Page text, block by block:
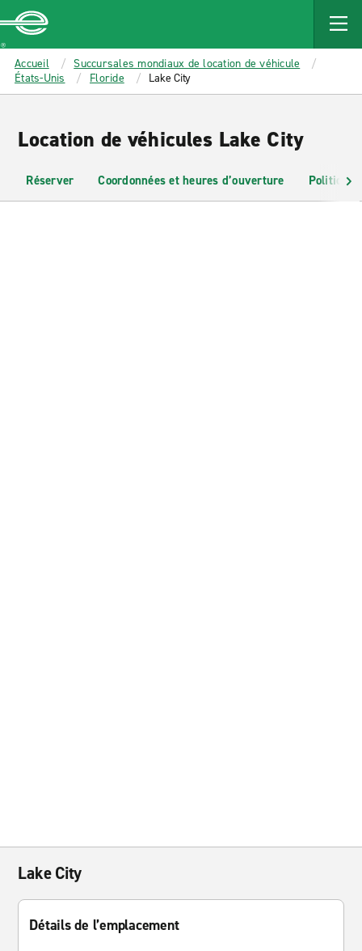
MAIN
CONTENT
Enterprise
Accueil
Succursales mondiaux de location de véhicule
États-Unis
Floride Lake City
Location de véhicules Lake City
Réserver Coordonnées et heures d’ouverture Politiques
Lake City
Détails de l’emplacement